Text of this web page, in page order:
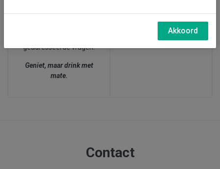
twijfel over de leeftijd
geadresseerde vragen.
Geniet, maar drink met
mate.
ons in Den Bosch (15.00-
17.30 uur)
Contact
Akkoord